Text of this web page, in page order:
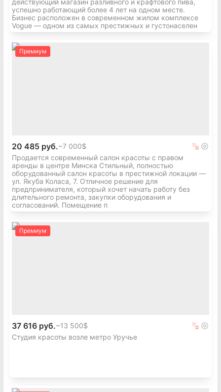
действующий магазин разливного и крафтового пива,
успешно работающий более 4 лет на одном месте.
Бизнес расположен в современном жилом комплексе
Vogue — одном из самых престижных и густонаселен
Премиум
20 485 руб.~7 000$
Продается современный салон красоты с правом
аренды в центре Минска Стильный, полностью
оборудованный салон красоты в престижной локации —
ул. Якуба Коласа, 7. Отличное решение для
предпринимателя, который хочет начать работу без
длительного ремонта, закупки оборудования и
согласований. Помещение п
Премиум
37 616 руб.~13 500$
Студия красоты возле метро Уручье